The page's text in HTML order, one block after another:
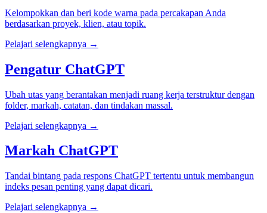
Kelompokkan dan beri kode warna pada percakapan Anda
berdasarkan proyek, klien, atau topik.
Pelajari selengkapnya →
Pengatur ChatGPT
Ubah utas yang berantakan menjadi ruang kerja terstruktur dengan
folder, markah, catatan, dan tindakan massal.
Pelajari selengkapnya →
Markah ChatGPT
Tandai bintang pada respons ChatGPT tertentu untuk membangun
indeks pesan penting yang dapat dicari.
Pelajari selengkapnya →